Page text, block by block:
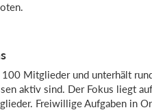
Mitglieder und unterhält
aktiv sind. Der Fokus liegt
Freiwillige Aufgaben in